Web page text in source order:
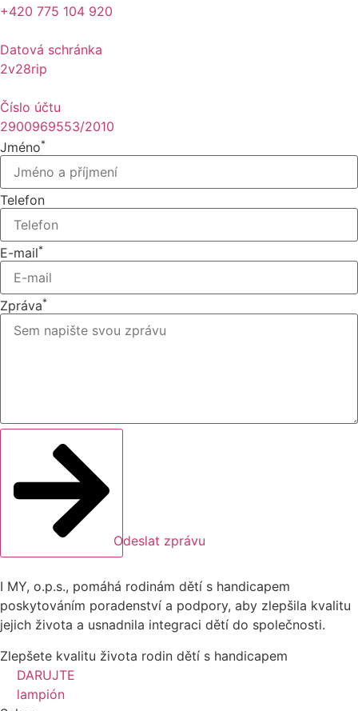
+420 775 104 920
Datová schránka
2v28rip
Číslo účtu
2900969553/2010
Jméno*
Telefon
E-mail*
Zpráva*
Odeslat zprávu
I MY, o.p.s., pomáhá rodinám dětí s handicapem
poskytováním poradenství a podpory, aby zlepšila kvalitu
jejich života a usnadnila integraci dětí do společnosti.
Zlepšete kvalitu života rodin dětí s handicapem
DARUJTE
lampión